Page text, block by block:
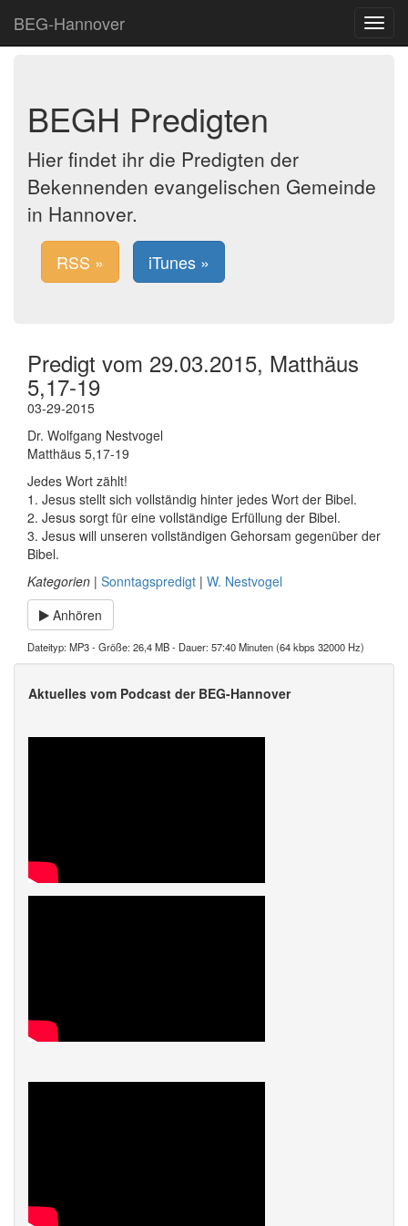
BEG-Hannover
Toggle
BEGH Predigten
Hier findet ihr die Predigten der
Bekennenden evangelischen Gemeinde
in Hannover.
RSS » iTunes »
Predigt vom 29.03.2015, Matthäus
5,17-19
03-29-2015
Dr. Wolfgang Nestvogel
Matthäus 5,17-19
Jedes Wort zählt!
1. Jesus stellt sich vollständig hinter jedes Wort der Bibel.
2. Jesus sorgt für eine vollständige Erfüllung der Bibel.
3. Jesus will unseren vollständigen Gehorsam gegenüber der
Bibel.
Kategorien | Sonntagspredigt | W. Nestvogel
Anhören
Dateityp: MP3 - Größe: 26,4 MB - Dauer: 57:40 Minuten (64 kbps 32000 Hz)
Aktuelles vom Podcast der BEG-Hannover